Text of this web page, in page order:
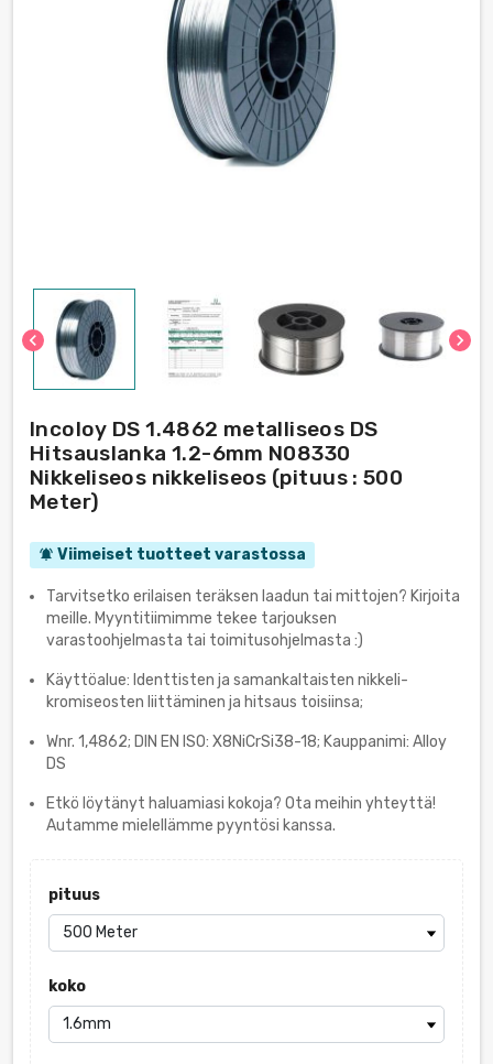
chevron_left chevron_right
Incoloy DS 1.4862 metalliseos DS
Hitsauslanka 1.2-6mm N08330
Nikkeliseos nikkeliseos (pituus : 500
Meter)
notifications_active Viimeiset tuotteet varastossa
Tarvitsetko erilaisen teräksen laadun tai mittojen? Kirjoita
meille. Myyntitiimimme tekee tarjouksen
varastoohjelmasta tai toimitusohjelmasta :)
Käyttöalue: Identtisten ja samankaltaisten nikkeli-
kromiseosten liittäminen ja hitsaus toisiinsa;
Wnr. 1,4862; DIN EN ISO: X8NiCrSi38-18; Kauppanimi: Alloy
DS
Etkö löytänyt haluamiasi kokoja? Ota meihin yhteyttä!
Autamme mielellämme pyyntösi kanssa.
pituus
koko